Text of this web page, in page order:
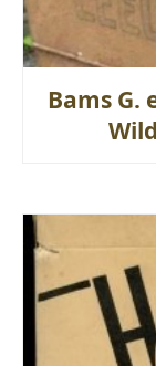
Bams G.